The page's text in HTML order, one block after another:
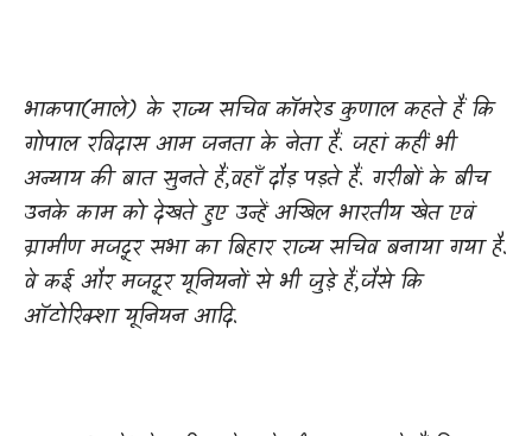
भाकपा(माले) के राज्य सचिव कॉमरेड कुणाल कहते हैं कि
गोपाल रविदास आम जनता के नेता हैं. जहां कहीं भी
अन्याय की बात सुनते हैं,वहाँ दौड़ पड़ते हैं. गरीबों के बीच
उनके काम को देखते हुए उन्हें अखिल भारतीय खेत एवं
ग्रामीण मजदूर सभा का बिहार राज्य सचिव बनाया गया है.
वे कई और मजदूर यूनियनों से भी जुड़े हैं,जैसे कि
ऑटोरिक्शा यूनियन आदि.